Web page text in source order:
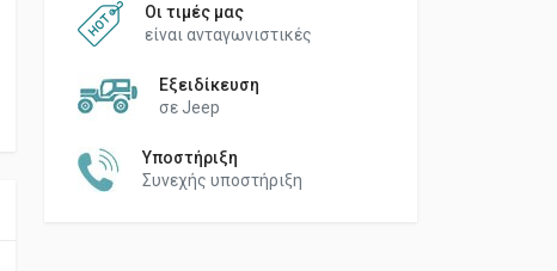
Οι τιμές μας
είναι ανταγωνιστικές
Εξειδίκευση
σε Jeep
Υποστήριξη
Συνεχής υποστήριξη